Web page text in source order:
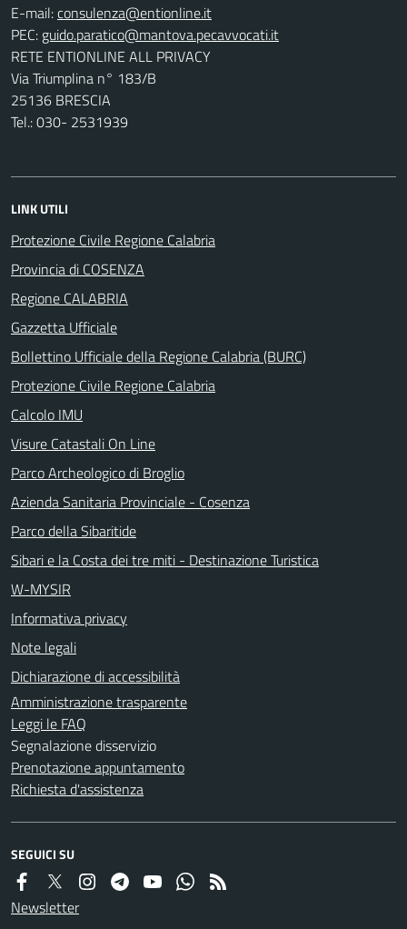
E-mail:
PEC:
RETE ENTIONLINE ALL PRIVACY
Via Triumplina n° 183/B
25136 BRESCIA
Tel.: 030- 2531939
LINK UTILI
Protezione Civile Regione Calabria
Provincia di COSENZA
Regione CALABRIA
Gazzetta Ufficiale
Bollettino Ufficiale della Regione Calabria (BURC)
Protezione Civile Regione Calabria
Calcolo IMU
Visure Catastali On Line
Parco Archeologico di Broglio
Azienda Sanitaria Provinciale - Cosenza
Parco della Sibaritide
Sibari e la Costa dei tre miti - Destinazione Turistica
W-MYSIR
Informativa privacy
Note legali
Dichiarazione di accessibilità
Amministrazione trasparente
Leggi le FAQ
Segnalazione disservizio
Prenotazione appuntamento
Richiesta d'assistenza
SEGUICI SU
Newsletter